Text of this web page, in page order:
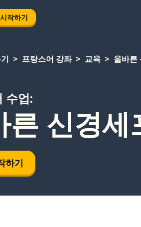
작하기
프랑스어 강좌 교육 올바른
수업:
른 신경세
하기